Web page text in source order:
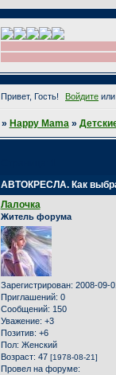
Привет, Гость! Войдите или
» Happy Mama »
АВТОКРЕСЛА. Как
Лалочка
Житель форума
Зарегистрирован: 2008-09-
Приглашений: 0
Сообщений: 150
Уважение: +3
Позитив: +6
Пол: Женский
Возраст: 47 [1978-08-21]
Провел на форуме: